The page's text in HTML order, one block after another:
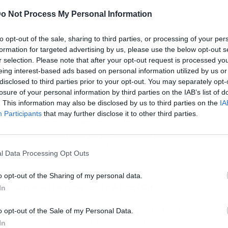
Not Process My Personal Information
opt-out of the sale, sharing to third parties, or processing of your
for targeted advertising by us, please use the below opt-out
selection. Please note that after your opt-out request is processed
interest-based ads based on personal information utilized by us
to third parties prior to your opt-out. You may separately
of your personal information by third parties on the IAB’s list of
This information may also be disclosed by us to third parties on the
Participants that may further disclose it to other third parties.
Data Processing Opt Outs
opt-out of the Sharing of my personal data.
opt-out of the Sale of my Personal Data.
cuentan con descuentos exclusivos y ventajas
y hacerlo más rentable
. La sección se
arquitectos, interioristas o decoradores
de inscripción:
una alianza estratégica
Blauofrece una afiliación comercial que